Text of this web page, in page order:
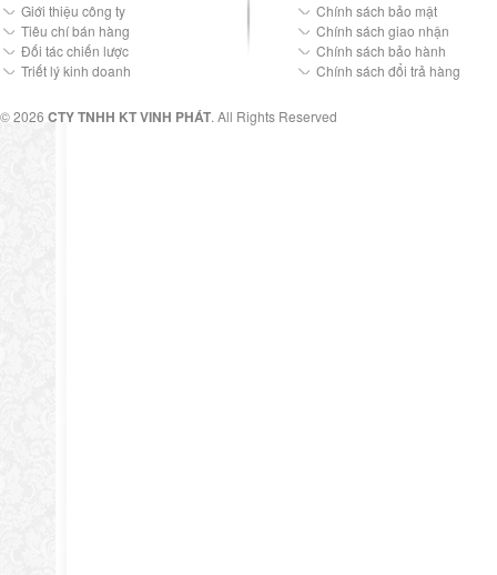
Giới thiệu công ty
Tiêu chí bán hàng
Đối tác chiến lược
Triết lý kinh doanh
Chính sách bảo mật
Chính sách giao nhận
Chính sách bảo hành
Chính sách đổi trả hàng
© 2026 CTY TNHH KT VINH PHÁT. All Rights Reserved